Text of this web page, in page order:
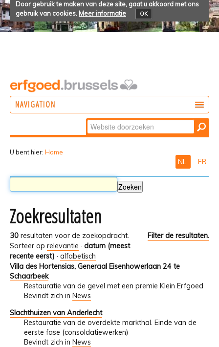
Door gebruik te maken van deze site, gaat u akkoord met ons
gebruik van cookies. Meer informatie OK
NAVIGATION
Zoek
Geavanceerd
U bent hier: Home
NL FR
Zoekresultaten
30 resultaten voor de zoekopdracht.
Filter de resultaten.
Sorteer op relevantie · datum (meest
recente eerst) · alfabetisch
Villa des Hortensias, Generaal Eisenhowerlaan 24 te
Schaarbeek
Restauratie van de gevel met een premie Klein Erfgoed
Bevindt zich in News
Slachthuizen van Anderlecht
Restauratie van de overdekte markthal. Einde van de
eerste fase (consoldatiewerken)
Bevindt zich in News